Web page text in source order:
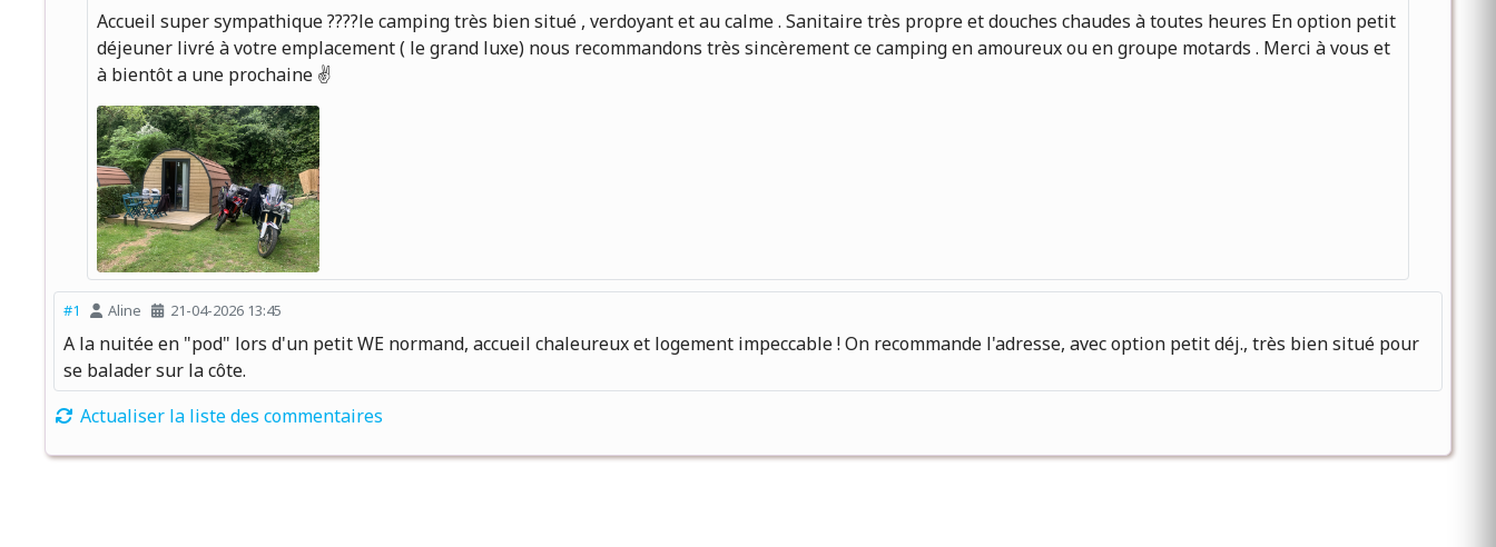
Accueil super sympathique ????le camping très bien situé , verdoyant et au calme . Sanitaire très propre et douches chaudes à toutes heures En option petit
déjeuner livré à votre emplacement ( le grand luxe) nous recommandons très sincèrement ce camping en amoureux ou en groupe motards . Merci à vous et
à bientôt a une prochaine ✌️
#1 Aline 21-04-2026 13:45
A la nuitée en "pod" lors d'un petit WE normand, accueil chaleureux et logement impeccable ! On recommande l'adresse, avec option petit déj., très bien situé pour
se balader sur la côte.
Actualiser la liste des commentaires